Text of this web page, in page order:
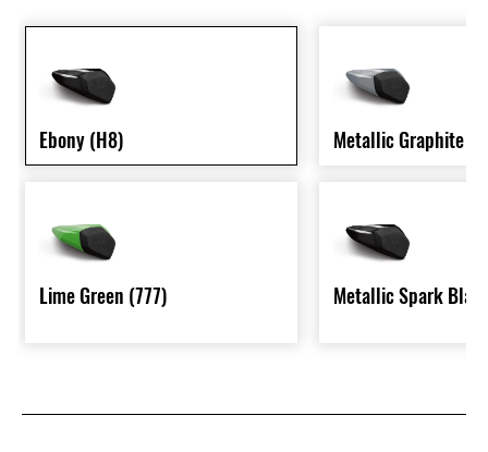
Ebony (H8)
Lime Green (777)
Metallic Graphite
Metallic Spark